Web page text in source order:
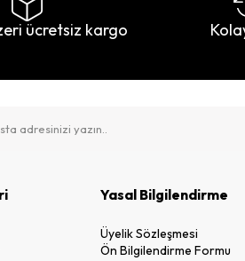
ücretsiz kargo
Yasal Bilgilendirme
Üyelik Sözleşmesi
Ön Bilgilendirme Formu